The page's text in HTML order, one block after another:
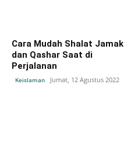
Cara Mudah Shalat Jamak
dan Qashar Saat di
Perjalanan
Keislaman Jumat, 12 Agustus 2022